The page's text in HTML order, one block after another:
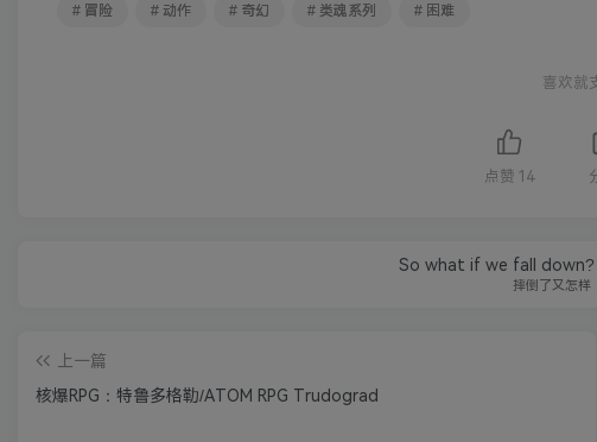
# 冒险 # 动作 # 奇幻 # 类魂系列 # 困难
喜欢就
点赞 14
So what if we fall
摔倒了又怎样
上一篇
核爆RPG：特鲁多格勒/ATOM RPG Trudograd